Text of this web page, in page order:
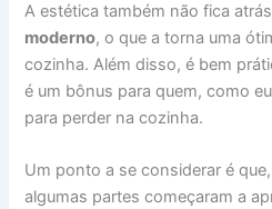
A estética também não fica
moderno, o que a torna uma
cozinha. Além disso, é bem
é um bônus para quem, como
para perder na cozinha.
Um ponto a se considerar é
algumas partes começaram a